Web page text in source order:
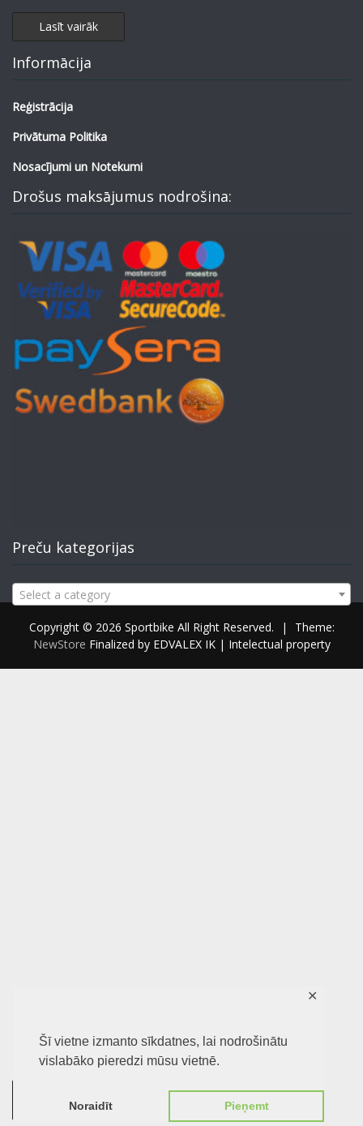
Šī vietne izmanto sīkdatnes, lai nodrošinātu
vislabāko pieredzi mūsu vietnē.
Noraidīt Pieņemt
✕
Lasīt vairāk
Informācija
Reģistrācija
Privātuma Politika
Nosacījumi un Notekumi
Drošus maksājumus nodrošina:
Preču kategorijas
Select a category
Copyright © 2026 Sportbike All Right Reserved. |
Theme:
NewStore Finalized by EDVALEX IK | Intelectual property